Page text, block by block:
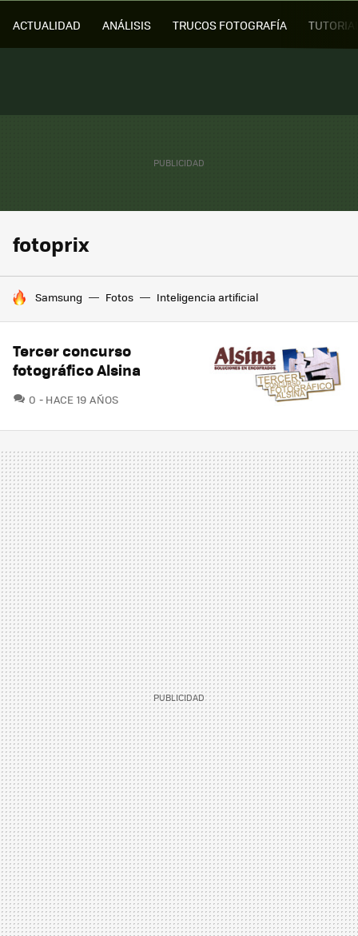
ACTUALIDAD ANÁLISIS TRUCOS FOTOGRAFÍA
fotoprix
HOY SE HABLA DE
Samsung Fotos Inteligencia artificial
Tercer concurso
fotográfico Alsina
0 COMENTARIOS
HACE 19 AÑOS